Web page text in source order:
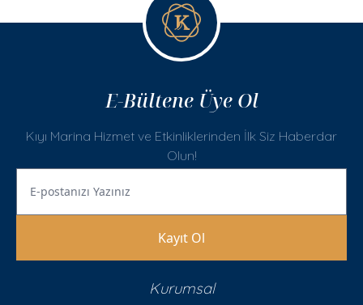
E-Bültene Üye Ol
Kıyı Marina Hizmet ve Etkinliklerinden İlk Siz Haberdar
Olun!
Kayıt Ol
Kurumsal